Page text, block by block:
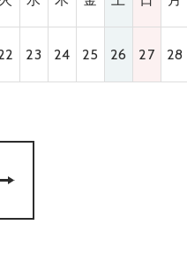
23 24 25 26 27 28